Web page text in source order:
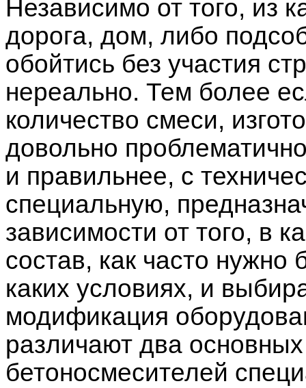
Независимо от того, из
дорога, дом, либо
обойтись без участия
нереально. Тем более
количество смеси,
довольно
и правильнее, с
специальную,
зависимости от того, в
состав, как часто нужно
каких условиях, и
модификация
различают два
бетоносмесителей